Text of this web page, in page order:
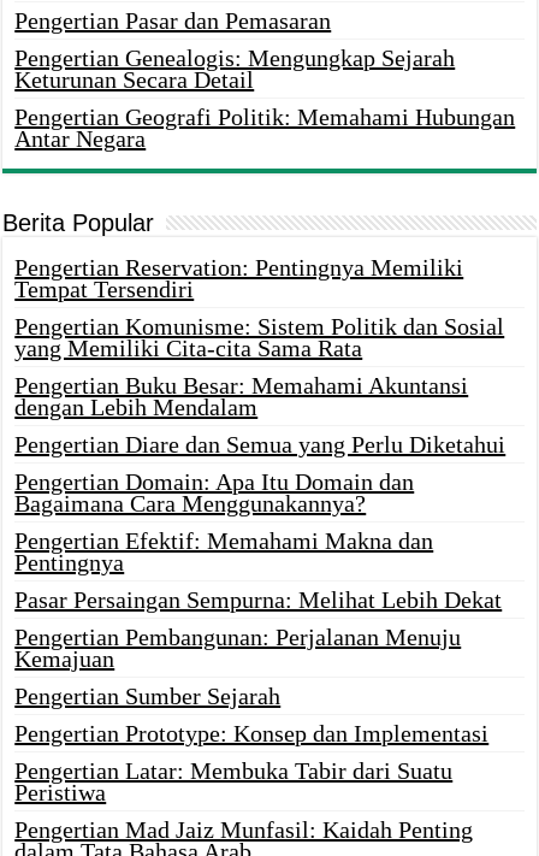
Pengertian Pasar dan Pemasaran
Pengertian Genealogis: Mengungkap Sejarah
Keturunan Secara Detail
Pengertian Geografi Politik: Memahami Hubungan
Antar Negara
Berita Popular
Pengertian Reservation: Pentingnya Memiliki
Tempat Tersendiri
Pengertian Komunisme: Sistem Politik dan Sosial
yang Memiliki Cita-cita Sama Rata
Pengertian Buku Besar: Memahami Akuntansi
dengan Lebih Mendalam
Pengertian Diare dan Semua yang Perlu Diketahui
Pengertian Domain: Apa Itu Domain dan
Bagaimana Cara Menggunakannya?
Pengertian Efektif: Memahami Makna dan
Pentingnya
Pasar Persaingan Sempurna: Melihat Lebih Dekat
Pengertian Pembangunan: Perjalanan Menuju
Kemajuan
Pengertian Sumber Sejarah
Pengertian Prototype: Konsep dan Implementasi
Pengertian Latar: Membuka Tabir dari Suatu
Peristiwa
Pengertian Mad Jaiz Munfasil: Kaidah Penting